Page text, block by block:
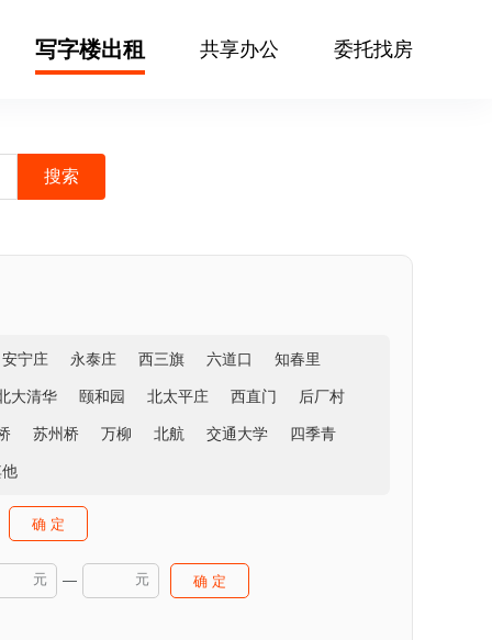
写字楼出租 共享办公 委托找房
安宁庄 永泰庄 西三旗 六道口 知春里
大清华 颐和园 北太平庄 西直门 后厂村
苏州桥 万柳 北航 交通大学 四季青
确 定
元 — 元 确 定